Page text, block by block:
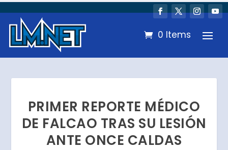
0 Items
PRIMER REPORTE MÉDICO
DE FALCAO TRAS SU LESIÓN
ANTE ONCE CALDAS